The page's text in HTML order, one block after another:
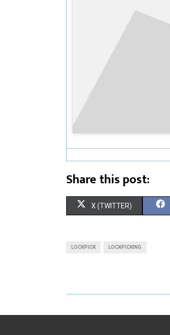
Share this post:
X (TWITTER)
LOCKPICK LOCKPICKING